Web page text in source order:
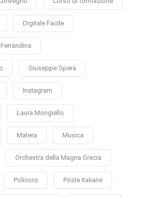
Digitale Facile
Ferrandina
Giuseppe Spera
Instagram
Laura Mongiello
Matera Musica
Orchestra della Magna Grecia
Policoro Poste Italiane